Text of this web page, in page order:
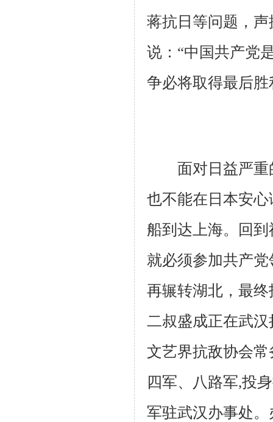
蒋抗日等问题，
说：“中国共产党
争必将取得最后胜
面对日益严重
也不能在日本安
船到达上海。回
就必须参加共产
再辗转湖北，最
二叔盛成正在武
文艺界抗敌协会
四军、八路军,投
军驻武汉办事处